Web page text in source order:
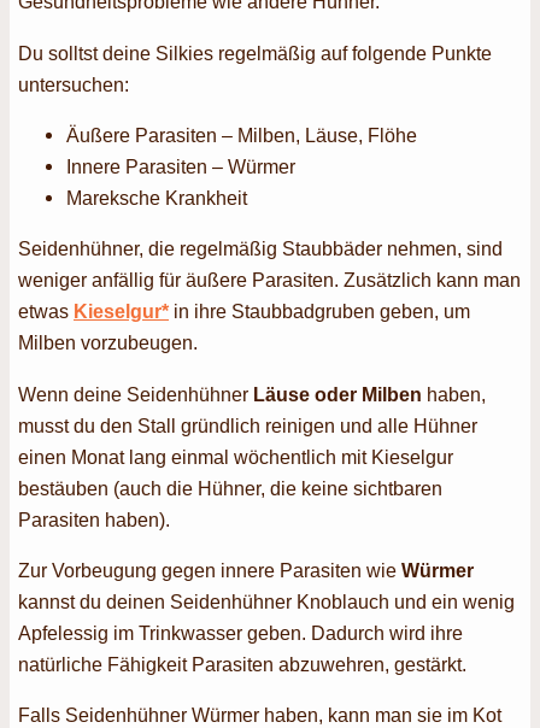
Du solltst deine Silkies regelmäßig auf folgende Punkte
untersuchen:
Äußere Parasiten – Milben, Läuse, Flöhe
Innere Parasiten – Würmer
Mareksche Krankheit
Seidenhühner, die regelmäßig Staubbäder nehmen, sind
weniger anfällig für äußere Parasiten. Zusätzlich kann man
etwas Kieselgur* in ihre Staubbadgruben geben, um
Milben vorzubeugen.
Wenn deine Seidenhühner Läuse oder Milben haben,
musst du den Stall gründlich reinigen und alle Hühner
einen Monat lang einmal wöchentlich mit Kieselgur
bestäuben (auch die Hühner, die keine sichtbaren
Parasiten haben).
Zur Vorbeugung gegen innere Parasiten wieWürmer
kannst du deinen Seidenhühner Knoblauch und ein wenig
Apfelessig im Trinkwasser geben. Dadurch wird ihre
natürliche Fähigkeit Parasiten abzuwehren, gestärkt.
Falls Seidenhühner Würmer haben, kann man sie im Kot